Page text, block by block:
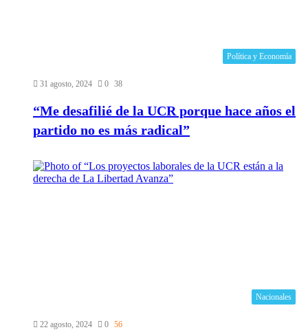
Política y Economía
31 agosto, 2024 0 38
“Me desafilié de la UCR porque hace años el
partido no es más radical”
Nacionales
22 agosto, 2024 0 56